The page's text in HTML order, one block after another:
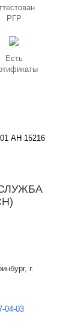
РГР
Есть
АН 15216
г.
04-03